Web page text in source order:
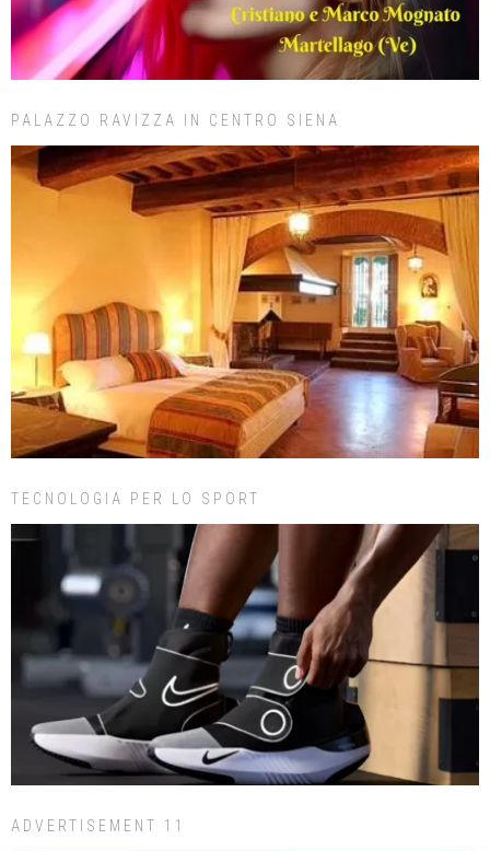
PALAZZO RAVIZZA IN CENTRO SIENA
TECNOLOGIA PER LO SPORT
ADVERTISEMENT 11